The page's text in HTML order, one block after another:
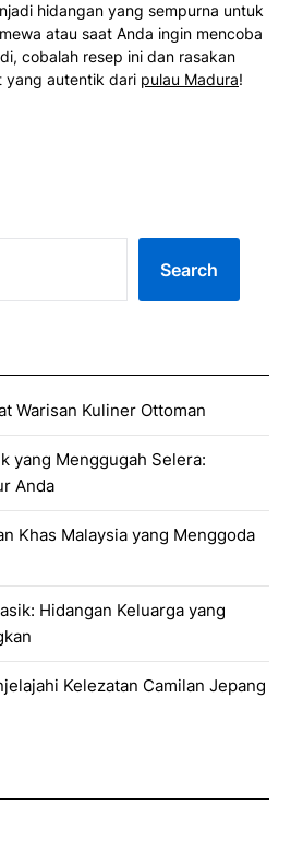
hidangan yang sempurna untuk
atau saat Anda ingin mencoba
cobalah resep ini dan rasakan
yang autentik dari pulau Madura!
Search
Warisan Kuliner Ottoman
yang Menggugah Selera:
Anda
Khas Malaysia yang Menggoda
Hidangan Keluarga yang
Kelezatan Camilan Jepang